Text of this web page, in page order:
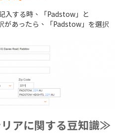
入する時、「Padstow」と
があったら、「Padstow」を選択
アに関する豆知識≫